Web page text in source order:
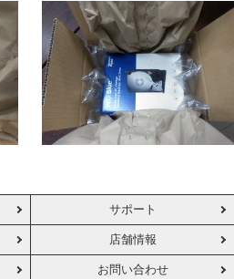
サポート
店舗情報
お問い合わせ